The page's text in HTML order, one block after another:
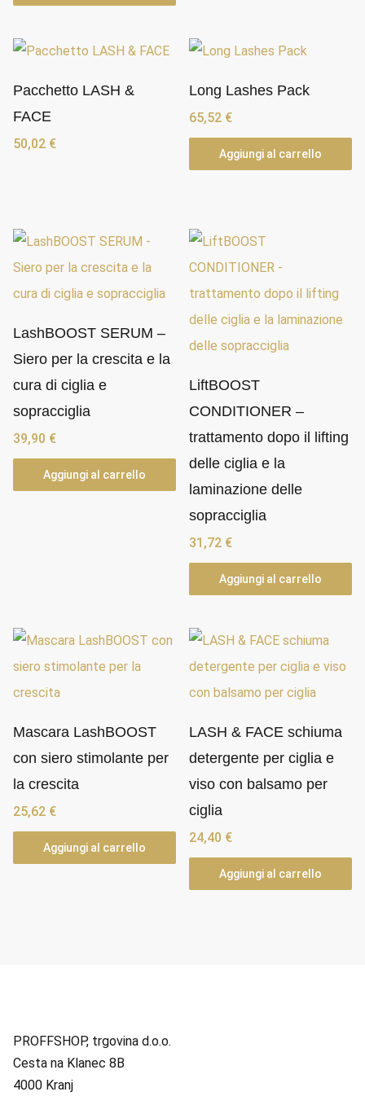
p
ù
Pacchetto LASH &
FACE
50,02 €
Long Lashes Pack
65,52 €
Aggiungi al carrello
LashBOOST SERUM –
Siero per la crescita e la
cura di ciglia e
sopracciglia
39,90 €
Aggiungi al carrello
LiftBOOST
CONDITIONER –
trattamento dopo il lifting
delle ciglia e la
laminazione delle
sopracciglia
31,72 €
Aggiungi al carrello
Mascara LashBOOST
con siero stimolante per
la crescita
25,62 €
Aggiungi al carrello
LASH & FACE schiuma
detergente per ciglia e
viso con balsamo per
ciglia
24,40 €
Aggiungi al carrello
PROFFSHOP, trgovina d.o.o.
Cesta na Klanec 8B
4000 Kranj